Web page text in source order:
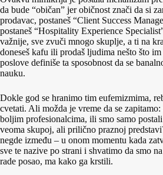
da bude “običan” jer običnost znači da si
prodavac, postaneš “Client Success
postaneš “Hospitality Experience
važnije, sve zvuči mnogo skuplje, a ti na
doneseš kafu ili prodaš ljudima nešto što
poslove definiše ta sposobnost da se
nauku.
Dokle god se hranimo tim eufemizmima,
cvetati. Ali možda je vreme da se
boljim profesionalcima, ili smo samo
veoma skupoj, ali prilično praznoj
negde između – u onom momentu kada
sve te nazive po strani i shvatimo da smo
rade posao, ma kako ga krstili.